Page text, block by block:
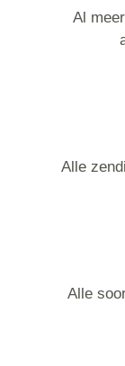
Al
Alle
Alle